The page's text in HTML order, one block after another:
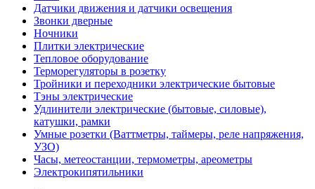
Датчики движения и датчики освещения
Звонки дверные
Ночники
Плитки электрические
Тепловое оборудование
Терморегуляторы в розетку
Тройники и переходники электрические бытовые
Тэны электрические
Удлинители электрические (бытовые, силовые),
катушки, рамки
Умные розетки (Ваттметры, таймеры, реле напряжения,
УЗО)
Часы, метеостанции, термометры, ареометры
Электрокипятильники